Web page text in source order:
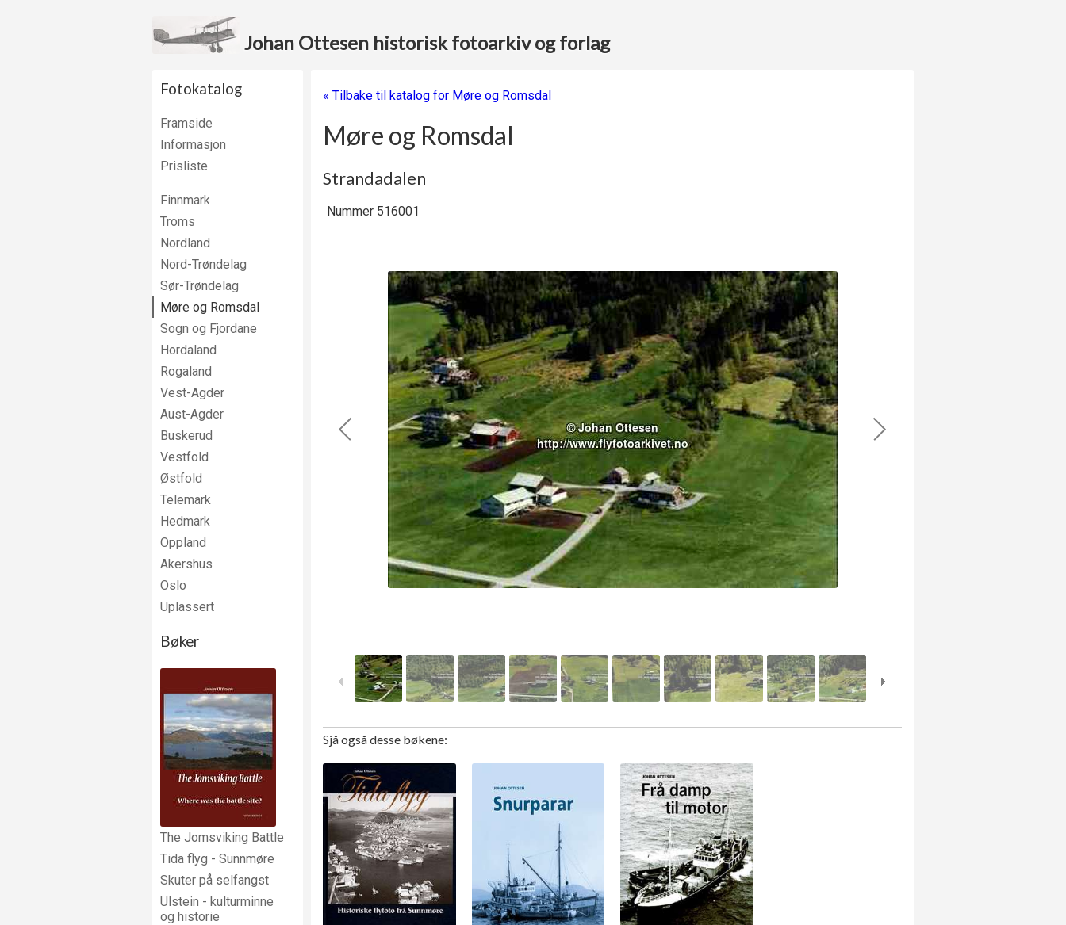
Johan Ottesen historisk fotoarkiv og forlag
Fotokatalog
Framside
Informasjon
Prisliste
Finnmark
Troms
Nordland
Nord-Trøndelag
Sør-Trøndelag
Møre og Romsdal
Sogn og Fjordane
Hordaland
Rogaland
Vest-Agder
Aust-Agder
Buskerud
Vestfold
Østfold
Telemark
Hedmark
Oppland
Akershus
Oslo
Uplassert
Bøker
The Jomsviking Battle
Tida flyg - Sunnmøre
Skuter på selfangst
Ulstein - kulturminne
og historie
« Tilbake til katalog for Møre og Romsdal
Møre og Romsdal
Strandadalen
Nummer 516001
Sjå også desse bøkene: